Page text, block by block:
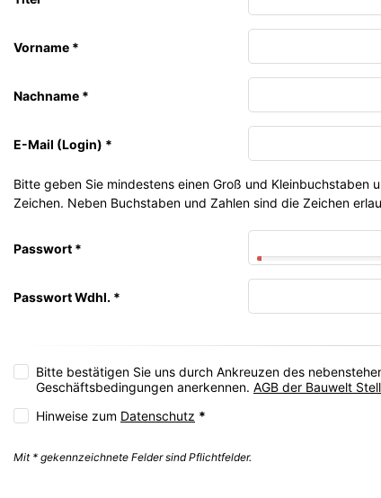
Vorname *
Nachname *
E-Mail (Login) *
Bitte geben Sie mindestens einen Groß und Kleinbuchstaben
Zeichen. Neben Buchstaben und Zahlen sind die Zeichen
Passwort *
Passwort Wdhl. *
Bitte bestätigen Sie uns durch Ankreuzen des
Geschäftsbedingungen anerkennen. AGB der Bauwelt
Hinweise zum Datenschutz *
Mit * gekennzeichnete Felder sind Pflichtfelder.